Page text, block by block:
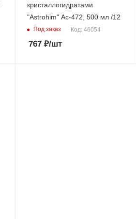
кристаллогидратами
"Astrohim" Ас-472, 500 мл /12
Под заказ Код: 46054
767₽/шт